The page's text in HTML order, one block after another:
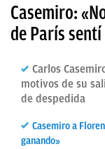
MADRID
BALONCESTO
CANTERA
FICHAJES
DIRECTO
Casemiro:
de París
Carlos
motivos de su
de despedida
Casemiro a
ganando»